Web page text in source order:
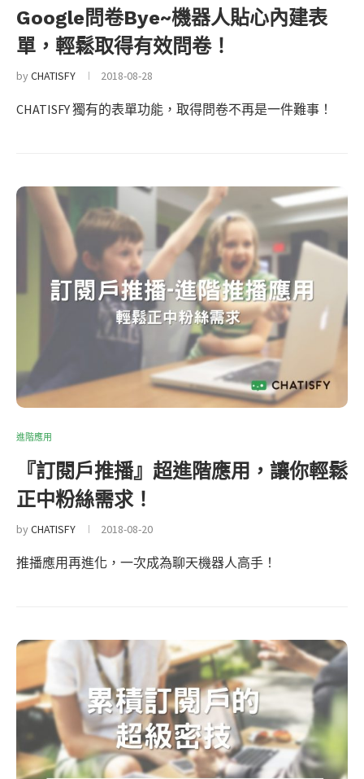
Google問卷Bye~機器人貼心內建表
單，輕鬆取得有效問卷！
byCHATISFY 2018-08-28
CHATISFY 獨有的表單功能，取得問卷不再是一件難事！
進階應用
『訂閱戶推播』超進階應用，讓你輕鬆
正中粉絲需求！
byCHATISFY 2018-08-20
推播應用再進化，一次成為聊天機器人高手！